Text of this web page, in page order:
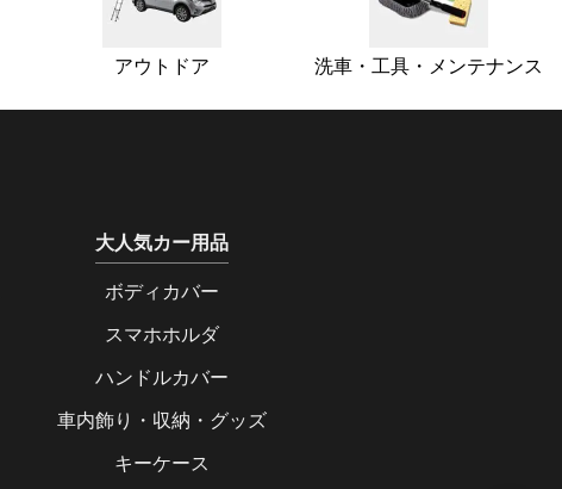
アウトドア 洗車・工具・メンテナンス
大人気カー用品
ボディカバー
スマホホルダ
ハンドルカバー
車内飾り・収納・グッズ
キーケース